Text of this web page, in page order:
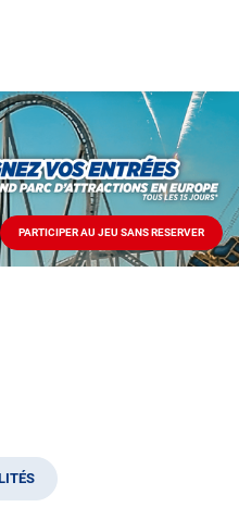
PARTICIPER AU JEU SANS RESERVER
PARTICIPER
AU
JEU